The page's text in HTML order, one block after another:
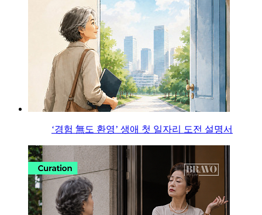
‘경험 無도 환영’ 생애 첫 일자리 도전 설명서